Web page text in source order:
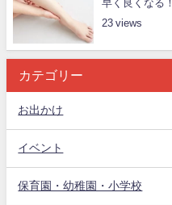
早く良くなる！
23
カテゴリー
お出かけ
イベント
保育園・幼稚園・小学校